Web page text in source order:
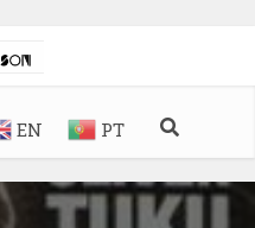
EN PT